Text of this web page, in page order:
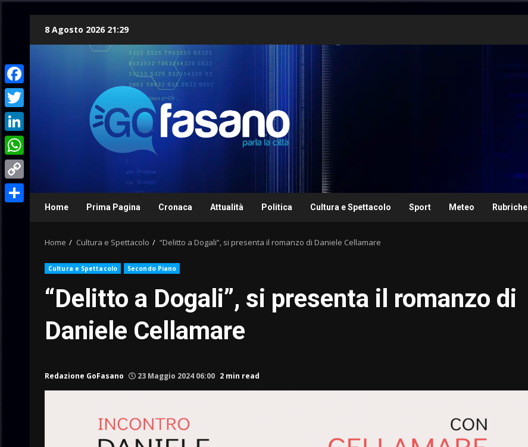
8 Agosto 2026 21:29
Home Prima Pagina Cronaca Attualità Politica Cultura e Spettacolo Sport Meteo Rubriche
Home Cultura e Spettacolo “Delitto a Dogali”, si presenta il romanzo di Daniele Cellamare
Cultura e Spettacolo Secondo Piano
“Delitto a Dogali”, si presenta il romanzo di
Daniele Cellamare
Redazione GoFasano 23 Maggio 2024 06:00 2 min read
Facebook
Twitter
LinkedIn
WhatsApp
Copy